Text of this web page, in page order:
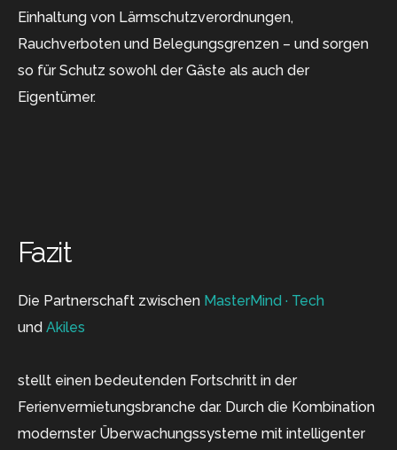
Einhaltung von Lärmschutzverordnungen,
Rauchverboten und Belegungsgrenzen – und sorgen
so für Schutz sowohl der Gäste als auch der
Eigentümer.
Fazit
Die Partnerschaft zwischen MasterMind · Tech
und Akiles
stellt einen bedeutenden Fortschritt in der
Ferienvermietungsbranche dar. Durch die Kombination
modernster Überwachungssysteme mit intelligenter